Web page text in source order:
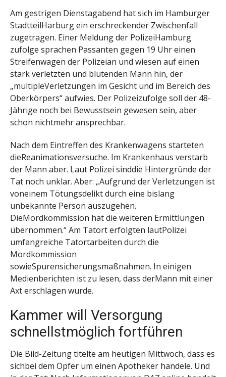
Am gestrigen Dienstagabend hat sich im Hamburger
StadtteilHarburg ein erschreckender Zwischenfall
zugetragen. Einer Meldung der PolizeiHamburg
zufolge sprachen Passanten gegen 19 Uhr einen
Streifenwagen der Polizeian und wiesen auf einen
stark verletzten und blutenden Mann hin, der
„multipleVerletzungen im Gesicht und im Bereich des
Oberkörpers“ aufwies. Der Polizeizufolge soll der 48-
Jährige noch bei Bewusstsein gewesen sein, aber
schon nichtmehr ansprechbar.
Nach dem Eintreffen des Krankenwagens starteten
dieReanimationsversuche. Im Krankenhaus verstarb
der Mann aber. Laut Polizei sinddie Hintergründe der
Tat noch unklar. Aber: „Aufgrund der Verletzungen ist
voneinem Tötungsdelikt durch eine bislang
unbekannte Person auszugehen.
DieMordkommission hat die weiteren Ermittlungen
übernommen.“ Am Tatort erfolgten lautPolizei
umfangreiche Tatortarbeiten durch die
Mordkommission
sowieSpurensicherungsmaßnahmen. In einigen
Medienberichten ist zu lesen, dass derMann mit einer
Axt erschlagen wurde.
Kammer will Versorgung
schnellstmöglich fortführen
Die Bild-Zeitung titelte am heutigen Mittwoch, dass es
sichbei dem Opfer um einen Apotheker handele. Und